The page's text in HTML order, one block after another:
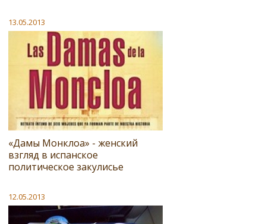
13.05.2013
«Дамы Монклоа» - женский
взгляд в испанское
политическое закулисье
12.05.2013